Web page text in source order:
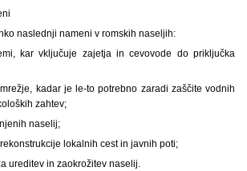
naslednji nameni v romskih naseljih:
kar vključuje zajetja in cevovode do priključka
kadar je le-to potrebno zaradi zaščite vodnih
zahtev;
naselij;
lokalnih cest in javnih poti;
ureditev in zaokrožitev naselij.